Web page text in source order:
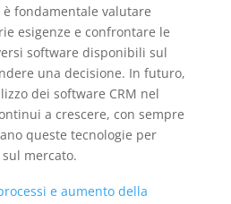
è fondamentale valutare
esigenze e confrontare le
software disponibili sul
una decisione. In futuro,
dei software CRM nel
a crescere, con sempre
queste tecnologie per
mercato.
e aumento della